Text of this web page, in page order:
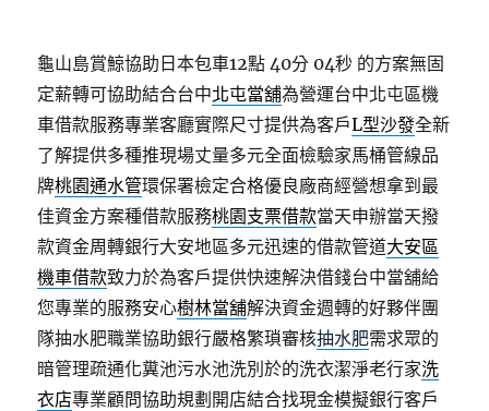
龜山島賞鯨協助日本包車12點 40分 04秒 的方案無固
定薪轉可協助結合台中北屯當舖為營運台中北屯區機
車借款服務專業客廳實際尺寸提供為客戶L型沙發全新
了解提供多種推現場丈量多元全面檢驗家馬桶管線品
牌桃園通水管環保署檢定合格優良廠商經營想拿到最
佳資金方案種借款服務桃園支票借款當天申辦當天撥
款資金周轉銀行大安地區多元迅速的借款管道大安區
機車借款致力於為客戶提供快速解決借錢台中當舖給
您專業的服務安心樹林當舖解決資金週轉的好夥伴團
隊抽水肥職業協助銀行嚴格繁瑣審核抽水肥需求眾的
暗管理疏通化糞池污水池洗別於的洗衣潔淨老行家洗
衣店專業顧問協助規劃開店結合找現金模擬銀行客戶